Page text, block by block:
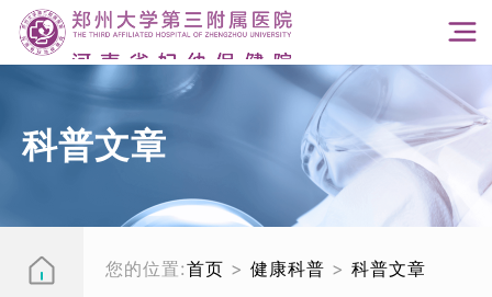
科普文章
您的位置:首页 > 健康科普 > 科普文章